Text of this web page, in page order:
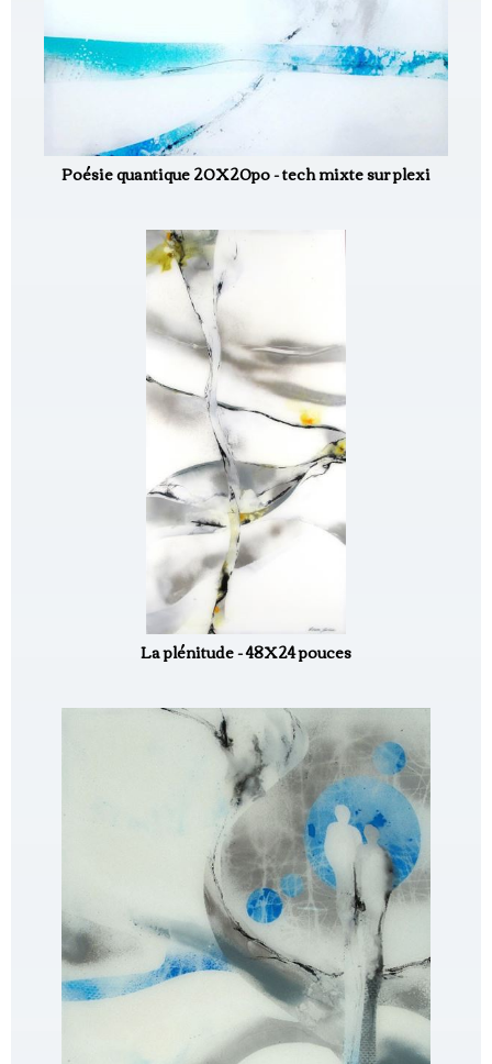
Poésie quantique 20X20po - tech mixte sur plexi
La plénitude - 48X24 pouces